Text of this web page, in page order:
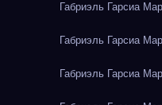
Габриэль Гарсиа
Габриэль Гарсиа
Габриэль Гарсиа